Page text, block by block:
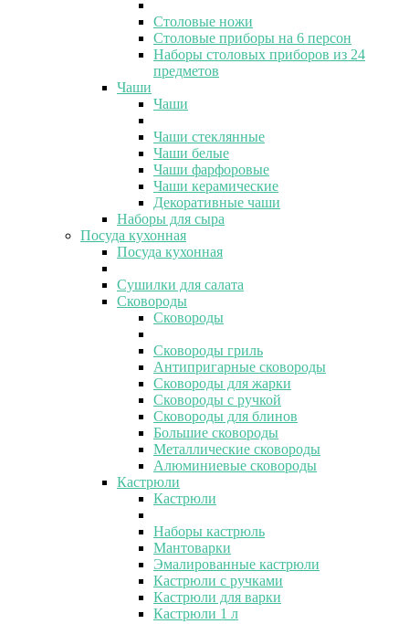
Столовые ножи
Столовые приборы на 6 персон
Наборы столовых приборов из 24
предметов
Чаши
Чаши
Чаши стеклянные
Чаши белые
Чаши фарфоровые
Чаши керамические
Декоративные чаши
Наборы для сыра
Посуда кухонная
Посуда кухонная
Сушилки для салата
Сковороды
Сковороды
Сковороды гриль
Антипригарные сковороды
Сковороды для жарки
Сковороды с ручкой
Сковороды для блинов
Большие сковороды
Металлические сковороды
Алюминиевые сковороды
Кастрюли
Кастрюли
Наборы кастрюль
Мантоварки
Эмалированные кастрюли
Кастрюли с ручками
Кастрюли для варки
Кастрюли 1 л